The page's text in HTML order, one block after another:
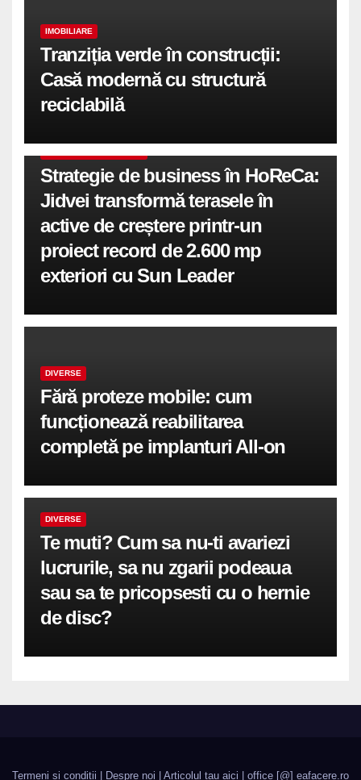
IMOBILIARE
Tranziția verde în construcții:
Casă modernă cu structură
reciclabilă
Strategie de business în HoReCa:
Jidvei transformă terasele în
active de creștere printr-un
proiect record de 2.600 mp
exteriori cu Sun Leader
DIVERSE
Fără proteze mobile: cum
funcționează reabilitarea
completă pe implanturi All-on
DIVERSE
Te muti? Cum sa nu-ti avariezi
lucrurile, sa nu zgarii podeaua
sau sa te pricopsesti cu o hernie
de disc?
Termeni si conditii Despre noi Articolul tau aici | office [@] eafacere.ro